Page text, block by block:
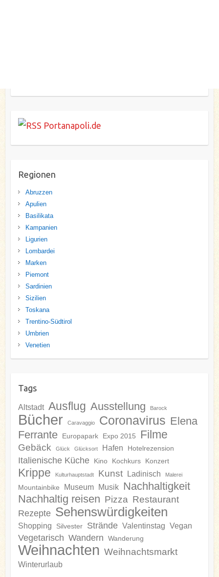
Portanapoli.de
Regionen
Abruzzen
Apulien
Basilikata
Kampanien
Ligurien
Lombardei
Marken
Piemont
Sardinien
Sizilien
Toskana
Trentino-Südtirol
Umbrien
Venetien
Tags
Altstadt Ausflug Ausstellung Barock
Bücher Caravaggio Coronavirus Elena
Ferrante
Europapark Expo 2015 Filme
Gebäck Glück Glücksort Hafen Hotelrezension
Italienische Küche Kino Kochkurs Konzert
Krippe Kulturhauptstadt Kunst Ladinisch Malerei
Mountainbike Museum Musik Nachhaltigkeit
Nachhaltig reisen Pizza Restaurant
Rezepte Sehenswürdigkeiten
Shopping Silvester Strände Valentinstag Vegan
Vegetarisch Wandern Wanderung
Weihnachten Weihnachtsmarkt
Winterurlaub